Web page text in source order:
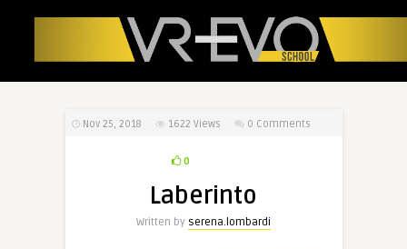
Nov 25, 2018 1622 Views 0 Comments
0
Laberinto
Written by serena.lombardi